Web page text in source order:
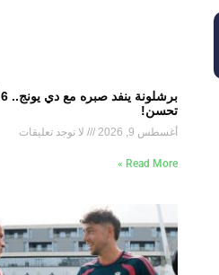
تحسن!
أغسطس 9, 2026 لا توجد تعليقات
Read More »